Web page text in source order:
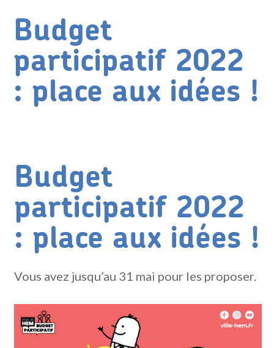
Budget
participatif 2022
: place aux idées !
Budget
participatif 2022
: place aux idées !
Vous avez jusqu’au 31 mai pour les proposer.